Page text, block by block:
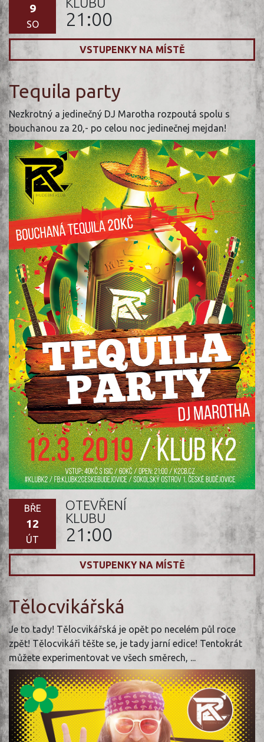
9
SO 21:00
VSTUPENKY NA MÍSTĚ
Tequila party
Nezkrotný a jedinečný DJ Marotha rozpoutá spolu s
bouchanou za 20,- po celou noc jedinečnej mejdan!
BŘE
12
ÚT
OTEVŘENÍ
KLUBU
21:00
VSTUPENKY NA MÍSTĚ
Tělocvikářská
Je to tady! Tělocvikářská je opět po necelém půl roce
zpět! Tělocvikáři těšte se, je tady jarní edice! Tentokrát
můžete experimentovat ve všech směrech, ...